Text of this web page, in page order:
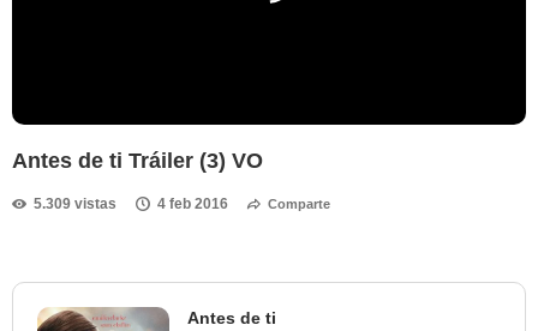
Antes de ti Tráiler (3) VO
5.309 vistas 4 feb 2016 Comparte
Antes de ti